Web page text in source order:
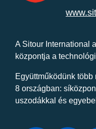
A Sitour International
központja a
Együttműködünk több
8 országban:
uszodákkal és